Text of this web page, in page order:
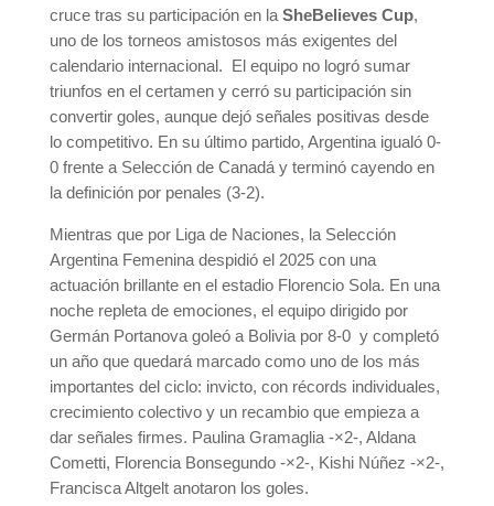
cruce tras su participación en la SheBelieves Cup,
uno de los torneos amistosos más exigentes del
calendario internacional. El equipo no logró sumar
triunfos en el certamen y cerró su participación sin
convertir goles, aunque dejó señales positivas desde
lo competitivo. En su último partido, Argentina igualó 0-
0 frente a Selección de Canadá y terminó cayendo en
la definición por penales (3-2).
Mientras que por Liga de Naciones, la Selección
Argentina Femenina despidió el 2025 con una
actuación brillante en el estadio Florencio Sola. En una
noche repleta de emociones, el equipo dirigido por
Germán Portanova goleó a Bolivia por 8-0 y completó
un año que quedará marcado como uno de los más
importantes del ciclo: invicto, con récords individuales,
crecimiento colectivo y un recambio que empieza a
dar señales firmes. Paulina Gramaglia -×2-, Aldana
Cometti, Florencia Bonsegundo -×2-, Kishi Núñez -×2-,
Francisca Altgelt anotaron los goles.